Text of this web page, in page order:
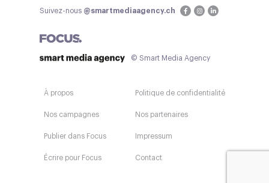
Suivez-nous @smartmediaagency.ch
© Smart Media Agency
À propos
Nos campagnes
Publier dans Focus
Écrire pour Focus
Politique de confidentialité
Nos partenaires
Impressum
Contact